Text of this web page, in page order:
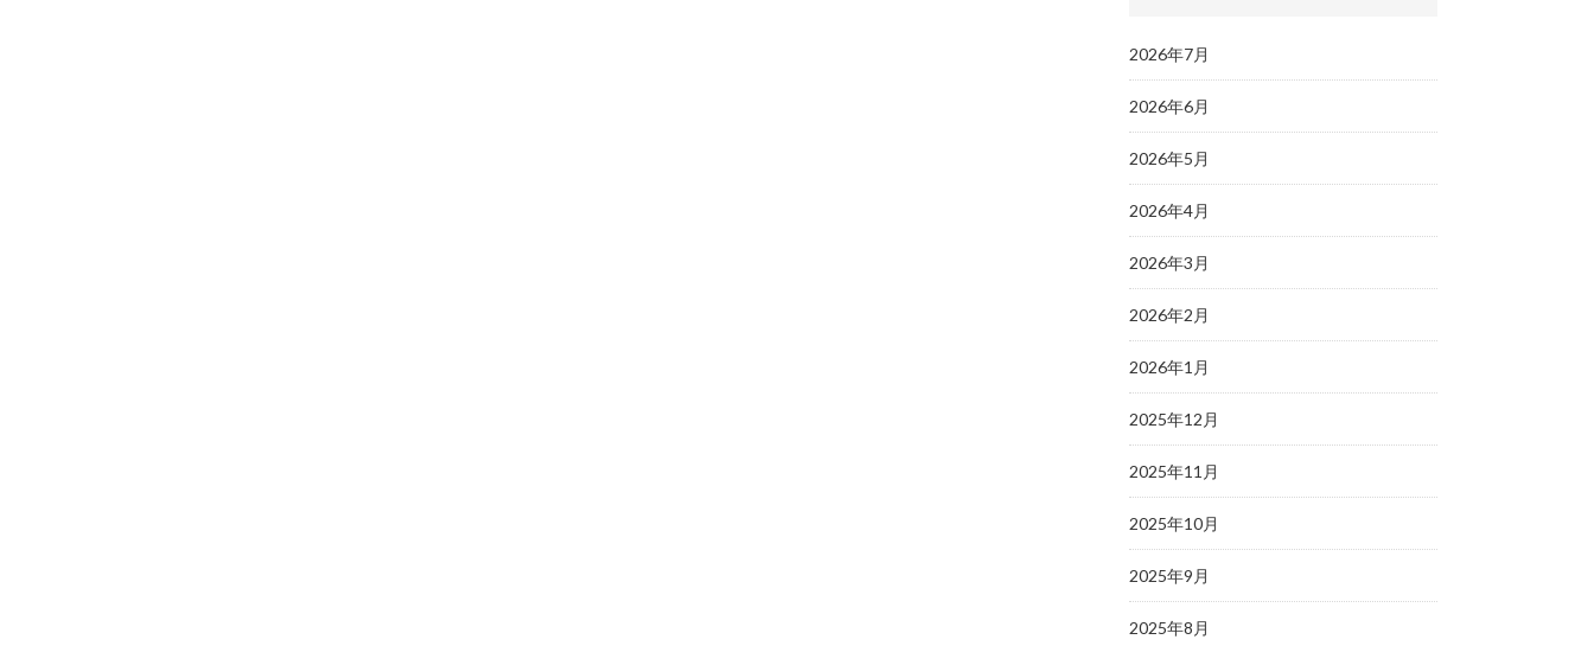
2026年7月
2026年6月
2026年5月
2026年4月
2026年3月
2026年2月
2026年1月
2025年12月
2025年11月
2025年10月
2025年9月
2025年8月